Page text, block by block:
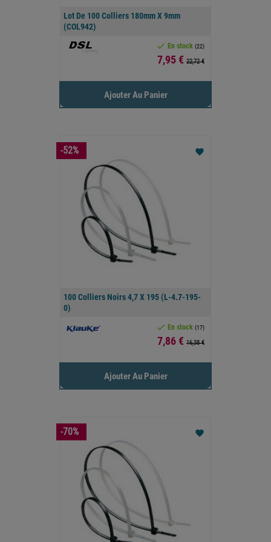
Lot De 100 Colliers 180mm X 9mm
(COL942)
 En stock (22)
Prix
7,95 € 22,72 €
Ajouter Au Panier
100 Colliers Noirs 4,7 X 195 (L-4.7-195-
0)
 En stock (17)
Prix
7,86 € 16,38 €
favorite
Ajouter Au Panier
-52%
favorite
-70%